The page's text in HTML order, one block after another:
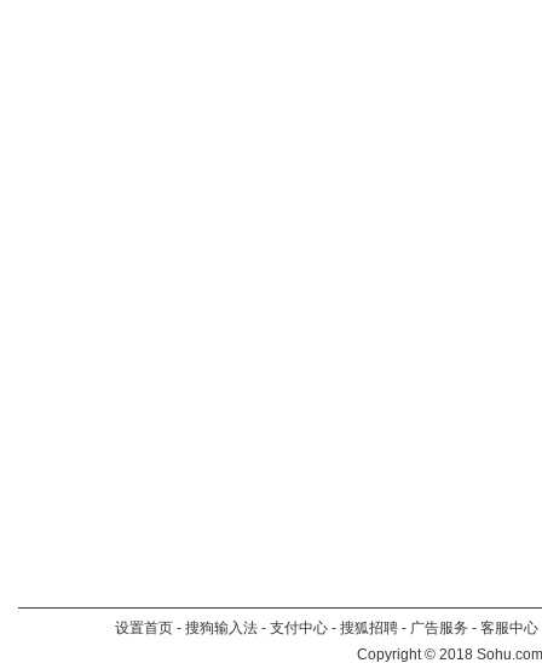
设置首页 - 搜狗输入法 - 支付中心 - 搜狐招聘 - 广告服务 - 客服中心
Copyright©2018